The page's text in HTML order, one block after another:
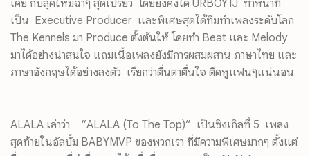
เคย กับลุคใหม่ฉ่ำๆ สุดเปรี้ยว โดยยังคงได้ URBOYTJ ทำหน้าที่
เป็น Executive Producer และพิเศษสุดได้ทีมทำเพลงระดับโลก
The Kennels มา Produce ตั้งต้นให้ โดยทำ Beat และ Melody
มาได้อย่างน่าสนใจ แถมเนื้อเพลงยังมีการผสมผสาน ภาษาไทย และ
ภาษาอังกฤษได้อย่างลงตัว เรียกว่าตื่นตาตื่นใจ ติดหูแฟนๆแน่นอน
ALALA เล่าว่า “ALALA (To The Top)” เป็นซิงเกิลที่ 5 เพลง
สุดท้ายในอัลบั้ม BABYMVP ของพวกเรา ที่มีความพิเศษมากๆ ตั้งแต่